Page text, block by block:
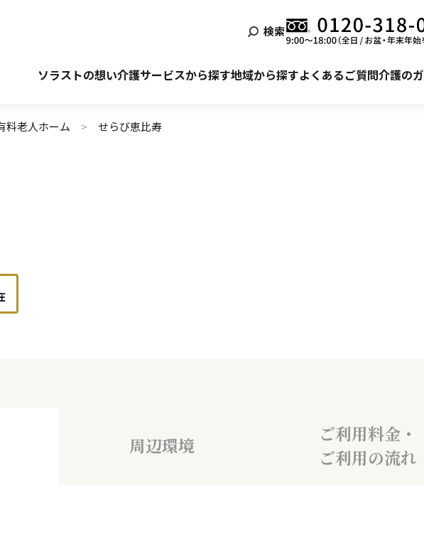
検索
ソラストの想い介護サービスから探す
自宅でサービスを受ける
地域から探すよくあるご質問介護の
ご利用者様・ご家族様の声
料老人ホーム せらび恵比寿
周辺環境
ご利用料金 ・
ご利用の流れ